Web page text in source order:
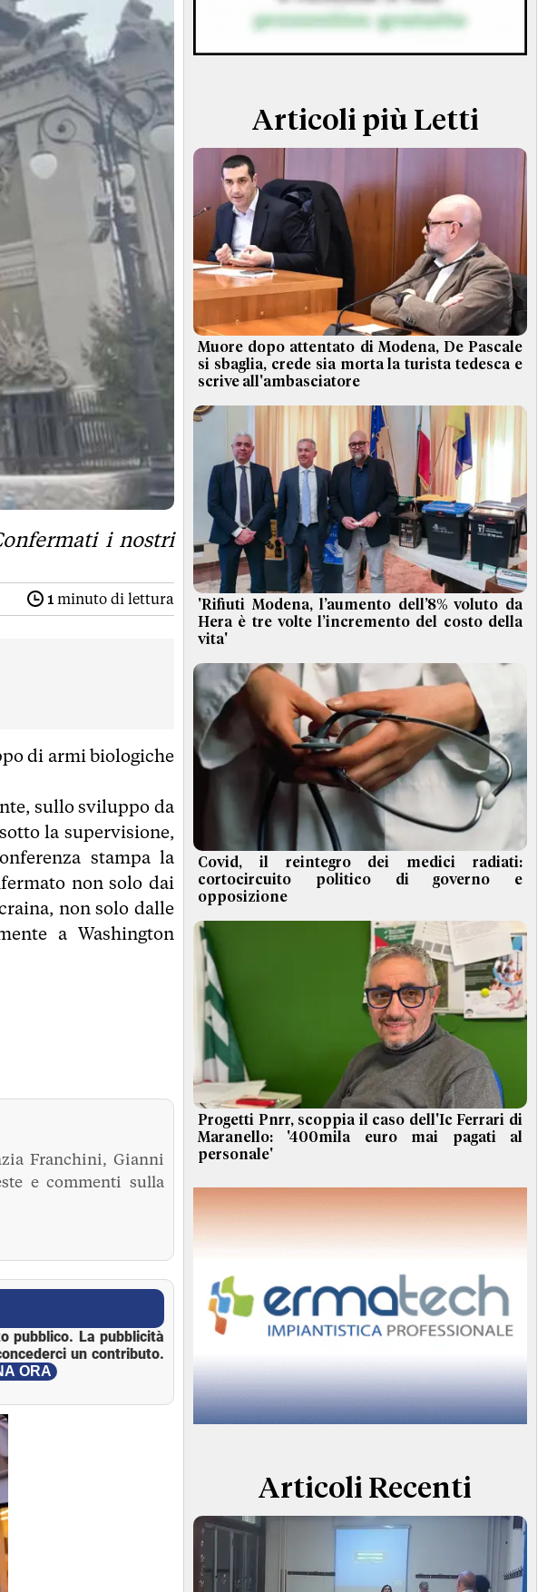
TERMINI e CONDIZIONI
i nostri
1 minuto di lettura
di armi biologiche
sullo sviluppo da
la supervisione,
stampa la
non solo dai
non solo dalle
a Washington
Franchini, Gianni
e commenti sulla
pubblico. La pubblicità
un contributo.
ORA
Articoli più Letti
Muore dopo attentato di Modena, De Pascale
si sbaglia, crede sia morta la turista tedesca e
scrive all'ambasciatore
'Rifiuti Modena, l’aumento dell’8% voluto da
Hera è tre volte l’incremento del costo della
vita'
Covid, il reintegro dei medici radiati:
cortocircuito politico di governo e
opposizione
Progetti Pnrr, scoppia il caso dell'Ic Ferrari di
Maranello: '400mila euro mai pagati al
personale'
Articoli Recenti